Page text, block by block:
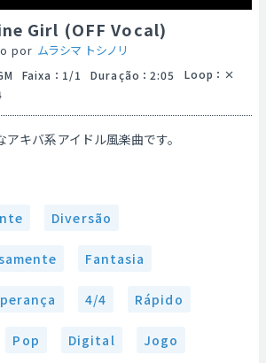
Girl (OFF Vocal)
por ムラシマ トシノリ
Faixa ： 1/1 Duração ： 2:05 Loop ：
アキバ系アイドル風楽曲です。
Diversão
Fantasia
4/4 Rápido
Pop Digital Jogo